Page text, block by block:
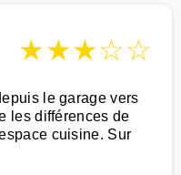
★★★☆☆
le garage vers
les différences de
cuisine. Sur